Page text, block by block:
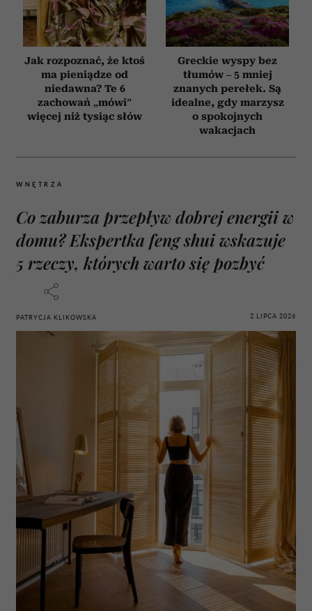
Jak rozpoznać, że ktoś
ma pieniądze od
niedawna? Te 6
zachowań „mówi”
więcej niż tysiąc słów
Greckie wyspy bez
tłumów – 5 mniej
znanych perełek. Są
idealne, gdy marzysz
o spokojnych
wakacjach
WNĘTRZA
Co zaburza przepływ dobrej energii w
domu? Ekspertka feng shui wskazuje
5 rzeczy, których warto się pozbyć
PATRYCJA KLIKOWSKA 2 LIPCA 2026